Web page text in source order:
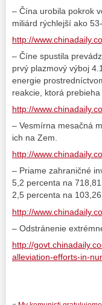
– Čína urobila pokrok
miliárd rýchlejší ako
http://
– Číne spustila
prvý plazmový výboj
energie
reakcie, ktorá prebieha
http://
– Vesmírna mesačná
ich na Zem.
http://
– Priame zahraničné
5,2 percenta na
2,5 percenta na
http://
– Odstránenie
http://
alleviation-efforts-in-